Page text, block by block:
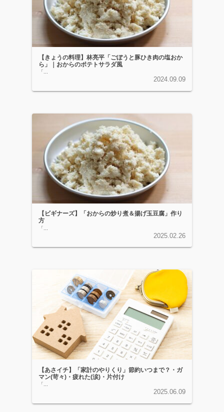
【きょうの料理】林亮平「ごぼうと豚ひき肉の塩おか
ら」｜おからのポテトサラダ風
「...
2024.09.09
【ビギナーズ】「おからの炒り煮＆揚げ玉豆腐」作り
方
「...
2025.02.26
【あさイチ】「家計のやりくり」節約いつまで？・ガ
マン(苛々)・疲れた(涙)・片付け
「...
2025.06.09